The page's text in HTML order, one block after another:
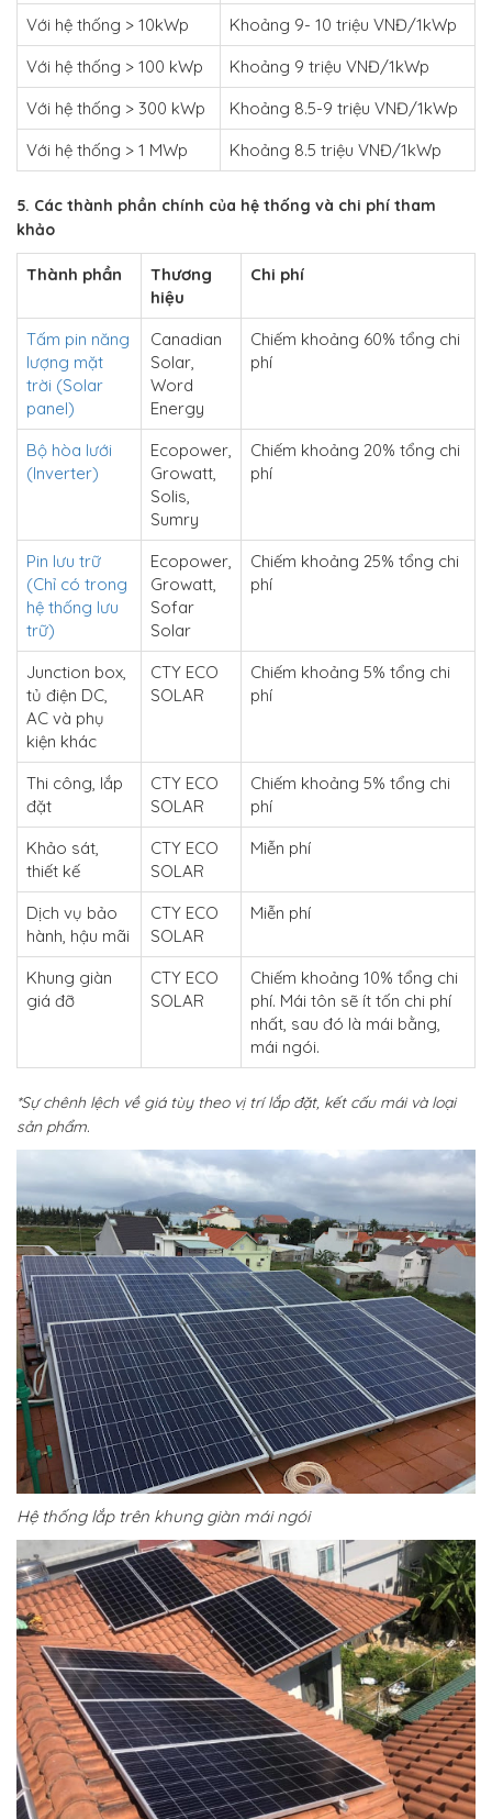
Với hệ thống > 10kWp
Khoảng 9- 10 triệu VNĐ/1kWp
Với hệ thống > 100 kWp
Khoảng 9 triệu VNĐ/1kWp
Với hệ thống > 300 kWp
Khoảng 8.5-9 triệu VNĐ/1kWp
Với hệ thống > 1 MWp
Khoảng 8.5 triệu VNĐ/1kWp
5. Các thành phần chính của hệ thống và chi phí tham
khảo
Thành phần
Thương
hiệu
Chi phí
Tấm pin năng
lượng mặt
trời (Solar
panel)
Canadian
Solar,
Word
Energy
Chiếm khoảng 60% tổng chi
phí
Bộ hòa lưới
(Inverter)
Ecopower,
Growatt,
Solis,
Sumry
Chiếm khoảng 20% tổng chi
phí
Pin lưu trữ
(Chỉ có trong
hệ thống lưu
trữ)
Ecopower,
Growatt,
Sofar
Solar
Chiếm khoảng 25% tổng chi
phí
Junction box,
tủ điện DC,
AC và phụ
kiện khác
CTY ECO
SOLAR
Chiếm khoảng 5% tổng chi
phí
Thi công, lắp
đặt
CTY ECO
SOLAR
Chiếm khoảng 5% tổng chi
phí
Khảo sát,
thiết kế
CTY ECO
SOLAR
Miễn phí
Dịch vụ bảo
hành, hậu mãi
CTY ECO
SOLAR
Miễn phí
Khung giàn
giá đỡ
CTY ECO
SOLAR
Chiếm khoảng 10% tổng chi
phí. Mái tôn sẽ ít tốn chi phí
nhất, sau đó là mái bằng,
mái ngói.
*Sự chênh lệch về giá tùy theo vị trí lắp đặt, kết cấu mái và loại
sản phẩm.
Hệ thống lắp trên khung giàn mái ngói